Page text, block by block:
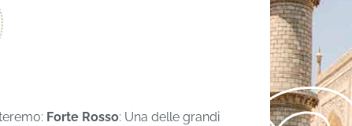
Forte Rosso: Una delle grandi